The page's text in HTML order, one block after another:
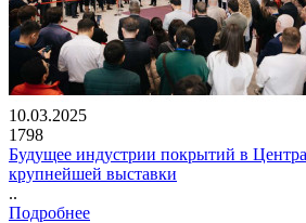
10.03.2025
1798
Будущее индустрии покрытий в
крупнейшей выставки
..
Подробнее